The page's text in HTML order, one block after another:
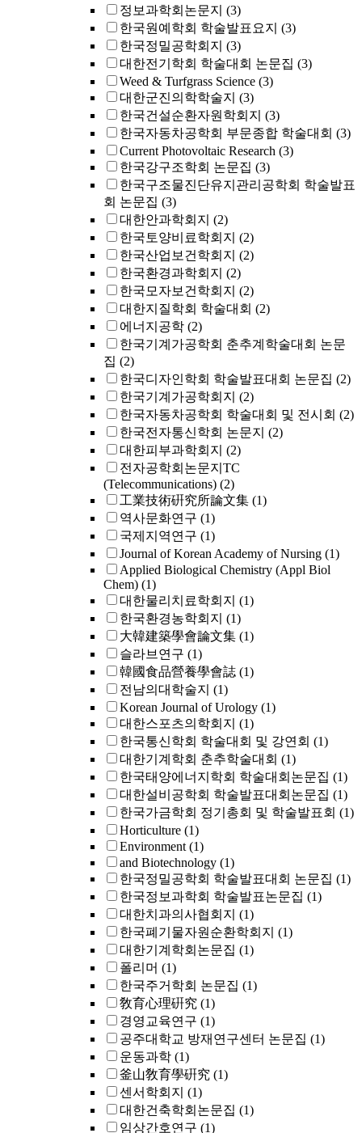
정보과학회논문지 (3)
한국원예학회 학술발표요지 (3)
한국정밀공학회지 (3)
대한전기학회 학술대회 논문집 (3)
Weed & Turfgrass Science (3)
대한군진의학학술지 (3)
한국건설순환자원학회지 (3)
한국자동차공학회 부문종합 학술대회 (3)
Current Photovoltaic Research (3)
한국강구조학회 논문집 (3)
한국구조물진단유지관리공학회 학술발표
회 논문집 (3)
대한안과학회지 (2)
한국토양비료학회지 (2)
한국산업보건학회지 (2)
한국환경과학회지 (2)
한국모자보건학회지 (2)
대한지질학회 학술대회 (2)
에너지공학 (2)
한국기계가공학회 춘추계학술대회 논문
집 (2)
한국디자인학회 학술발표대회 논문집 (2)
한국기계가공학회지 (2)
한국자동차공학회 학술대회 및 전시회 (2)
한국전자통신학회 논문지 (2)
대한피부과학회지 (2)
전자공학회논문지TC
(Telecommunications) (2)
工業技術硏究所論文集 (1)
역사문화연구 (1)
국제지역연구 (1)
Journal of Korean Academy of Nursing (1)
Applied Biological Chemistry (Appl Biol
Chem) (1)
대한물리치료학회지 (1)
한국환경농학회지 (1)
大韓建築學會論文集 (1)
슬라브연구 (1)
韓國食品營養學會誌 (1)
전남의대학술지 (1)
Korean Journal of Urology (1)
대한스포츠의학회지 (1)
한국통신학회 학술대회 및 강연회 (1)
대한기계학회 춘추학술대회 (1)
한국태양에너지학회 학술대회논문집 (1)
대한설비공학회 학술발표대회논문집 (1)
한국가금학회 정기총회 및 학술발표회 (1)
Horticulture (1)
Environment (1)
and Biotechnology (1)
한국정밀공학회 학술발표대회 논문집 (1)
한국정보과학회 학술발표논문집 (1)
대한치과의사협회지 (1)
한국폐기물자원순환학회지 (1)
대한기계학회논문집 (1)
폴리머 (1)
한국주거학회 논문집 (1)
敎育心理硏究 (1)
경영교육연구 (1)
공주대학교 방재연구센터 논문집 (1)
운동과학 (1)
釜山敎育學硏究 (1)
센서학회지 (1)
대한건축학회논문집 (1)
임상간호연구 (1)